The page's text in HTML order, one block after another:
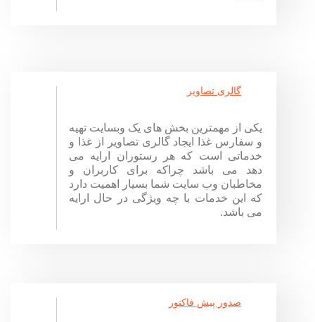
گالری تصاویر
یکی از مهمترین بخش های یک وبسایت تهیه
و سفارس غذا ایجاد گالری تصاویر از غذا و
خدماتی است که هر رستوران ارایه می
دهد می باشد چراکه برای کاربران و
مخاطبان وب سایت شما بسیار اهمیت دارد
که این خدمات با چه ویژگی در حال ارایه
می باشد.
صدور پیش فاکتور